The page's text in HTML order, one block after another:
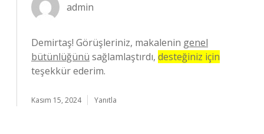
admin
Demirtaş! Görüşleriniz, makalenin genel
bütünlüğünü sağlamlaştırdı, desteğiniz için
teşekkür ederim.
Kasım 15, 2024 Yanıtla